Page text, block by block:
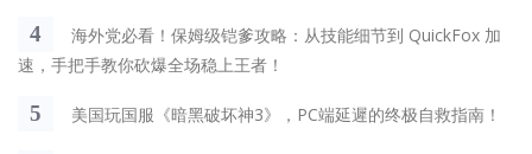
4
海外党必看！保姆级铠爹攻略：从技能细节到 QuickFox 加
速，手把手教你砍爆全场稳上王者！
5 美国玩国服《暗黑破坏神3》，PC端延遲的终极自救指南！